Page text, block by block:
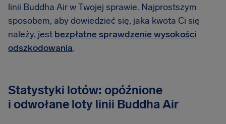
linii Buddha Air w Twojej sprawie. Najprostszym
sposobem, aby dowiedzieć się, jaka kwota Ci się
należy, jest bezpłatne sprawdzenie wysokości
odszkodowania.
Statystyki lotów: opóźnione
i odwołane loty linii Buddha Air